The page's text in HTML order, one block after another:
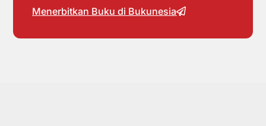
Menerbitkan Buku di Bukunesia